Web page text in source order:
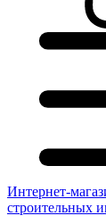
Интернет-
строительных